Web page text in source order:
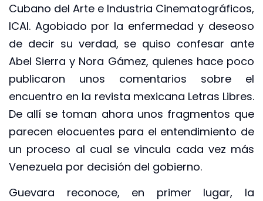
Cubano del Arte e Industria Cinematográficos,
ICAI. Agobiado por la enfermedad y deseoso
de decir su verdad, se quiso confesar ante
Abel Sierra y Nora Gámez, quienes hace poco
publicaron unos comentarios sobre el
encuentro en la revista mexicana Letras Libres.
De allí se toman ahora unos fragmentos que
parecen elocuentes para el entendimiento de
un proceso al cual se vincula cada vez más
Venezuela por decisión del gobierno.
Guevara reconoce, en primer lugar, la